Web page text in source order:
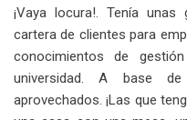
¡Vaya locura!. Tenía
cartera de clientes para
conocimientos de
universidad. A base
aprovechados. ¡Las que